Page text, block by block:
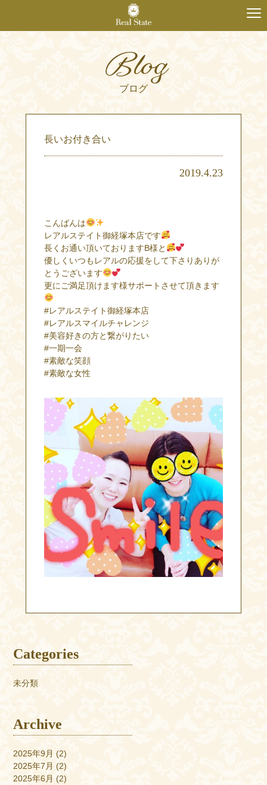
Blog
ブログ
長いお付き合い
2019.4.23
こんばんは
レアルステイト御経塚本店です
長くお通い頂いておりますB様と
優しくいつもレアルの応援をして下さりありが
とうございます
更にご満足頂けます様サポートさせて頂きます
#レアルステイト御経塚本店
#レアルスマイルチャレンジ
#美容好きの方と繋がりたい
#一期一会
#素敵な笑顔
#素敵な女性
Categories
未分類
Archive
2025年9月 (2)
2025年7月 (2)
2025年6月 (2)